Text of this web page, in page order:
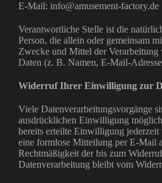
E-Mail: info@amusement-factory.de
Verantwortliche Stelle ist die
Person, die allein oder gemeinsam
Zwecke und Mittel der Verarbeitung
Daten (z. B. Namen, E-Mail-
Widerruf Ihrer Einwilligung zur
Viele Datenverarbeitungsvorgänge
ausdrücklichen Einwilligung
bereits erteilte Einwilligung
eine formlose Mitteilung per E-Mail
Rechtmäßigkeit der bis zum
Datenverarbeitung bleibt vom